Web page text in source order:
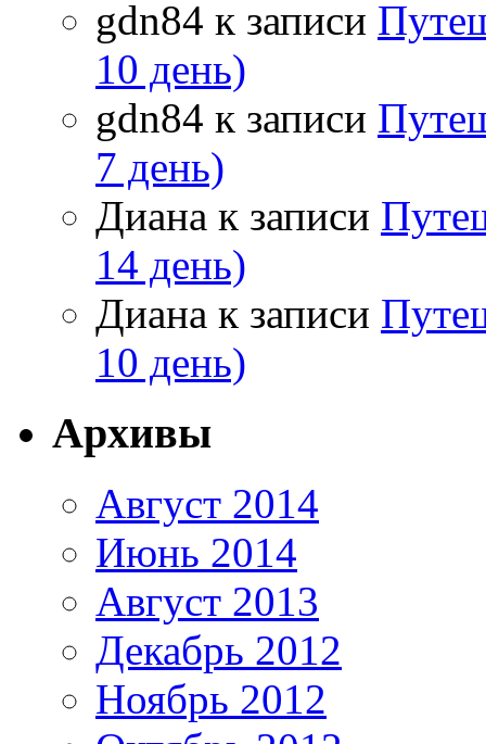
gdn84 к записи
10 день)
gdn84 к записи
7 день)
Диана к записи
14 день)
Диана к записи
10 день)
Архивы
Август 2014
Июнь 2014
Август 2013
Декабрь 2012
Ноябрь 2012